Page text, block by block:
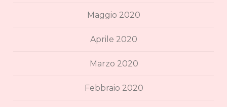
Maggio 2020
Aprile 2020
Marzo 2020
Febbraio 2020